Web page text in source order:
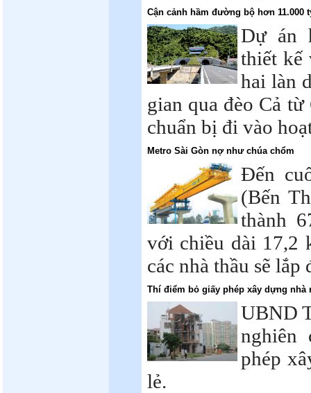
Cận cảnh hầm đường bộ hơn 11.000
Dự án
thiết kế
hai làn
gian qua đèo Cả
chuẩn bị đi vào
Metro Sài Gòn nợ như chúa chổm
Đến
(Bến
thành
với chiều dài 17,2
các nhà thầu sẽ lắp
Thí điểm bỏ giấy phép xây dựng nhà
UBND
nghiên
phép
lẻ.